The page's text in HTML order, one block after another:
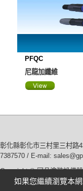
PFQC
尼龍加纖維
彰化縣彰化市三村里三村路
7387570 / E-mail:
Copyright © 冠品塗裝設備
您是本站第
如果您繼續瀏覽本